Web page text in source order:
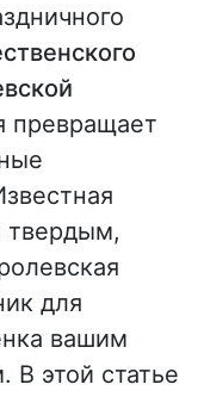
превращает
твердым,
для
вашим
В этой статье